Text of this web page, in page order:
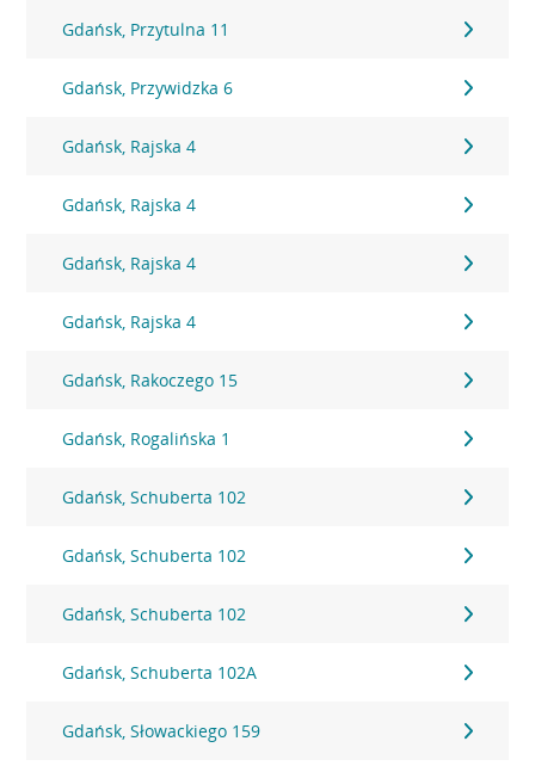
Gdańsk, Przytulna 11
Gdańsk, Przywidzka 6
Gdańsk, Rajska 4
Gdańsk, Rajska 4
Gdańsk, Rajska 4
Gdańsk, Rajska 4
Gdańsk, Rakoczego 15
Gdańsk, Rogalińska 1
Gdańsk, Schuberta 102
Gdańsk, Schuberta 102
Gdańsk, Schuberta 102
Gdańsk, Schuberta 102A
Gdańsk, Słowackiego 159